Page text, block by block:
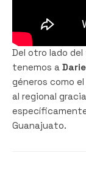
Del otro lado
tenemos a
géneros como
al regional
Guanajuato.